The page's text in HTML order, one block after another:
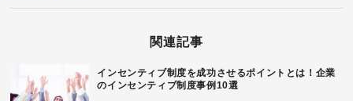
関連記事
インセンティブ制度を成功させるポイントとは！企業
のインセンティブ制度事例10選